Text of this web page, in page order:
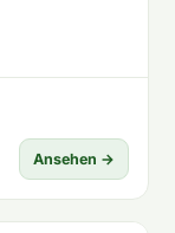
Ansehen →